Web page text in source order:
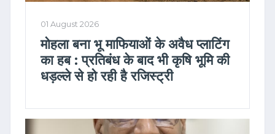
01 August 2026
मोहला बना भू माफियाओं के अवैध प्लाटिंग
का हब : प्रतिबंध के बाद भी कृषि भूमि की
धड़ल्ले से हो रही है रजिस्ट्री